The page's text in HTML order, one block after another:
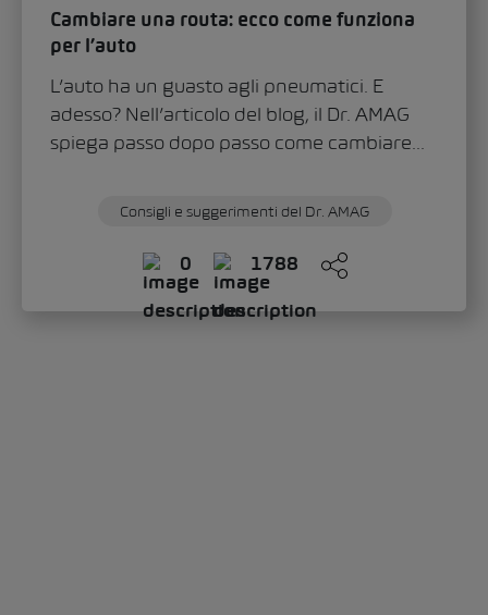
Cambiare una routa: ecco come funziona
per l’auto
L’auto ha un guasto agli pneumatici. E
adesso? Nell’articolo del blog, il Dr. AMAG
spiega passo dopo passo come cambiare...
Consigli e suggerimenti del Dr. AMAG
0 1788